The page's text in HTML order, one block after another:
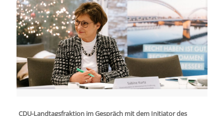
CDU-Landtagsfraktion im Gespräch mit dem Initiator des